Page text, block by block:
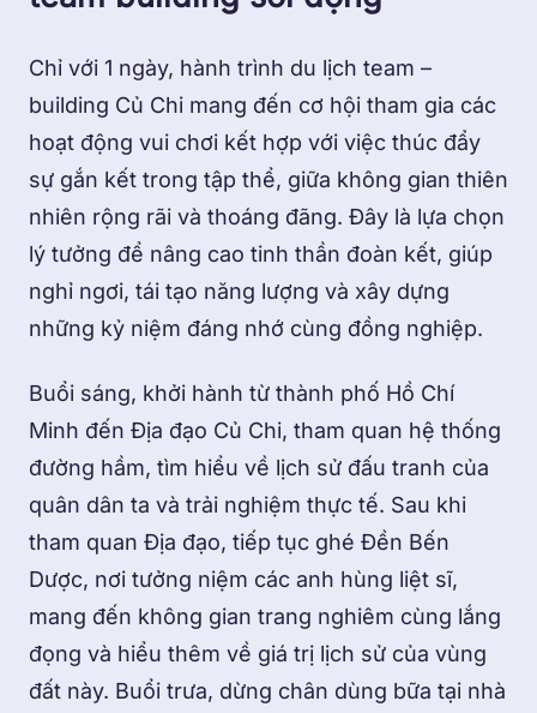
Chỉ với 1 ngày, hành trình du lịch team –
building Củ Chi mang đến cơ hội tham gia các
hoạt động vui chơi kết hợp với việc thúc đẩy
sự gắn kết trong tập thể, giữa không gian thiên
nhiên rộng rãi và thoáng đãng. Đây là lựa chọn
lý tưởng để nâng cao tinh thần đoàn kết, giúp
nghỉ ngơi, tái tạo năng lượng và xây dựng
những kỷ niệm đáng nhớ cùng đồng nghiệp.
Buổi sáng, khởi hành từ thành phố Hồ Chí
Minh đến Địa đạo Củ Chi, tham quan hệ thống
đường hầm, tìm hiểu về lịch sử đấu tranh của
quân dân ta và trải nghiệm thực tế. Sau khi
tham quan Địa đạo, tiếp tục ghé Đền Bến
Dược, nơi tưởng niệm các anh hùng liệt sĩ,
mang đến không gian trang nghiêm cùng lắng
đọng và hiểu thêm về giá trị lịch sử của vùng
đất này. Buổi trưa, dừng chân dùng bữa tại nhà